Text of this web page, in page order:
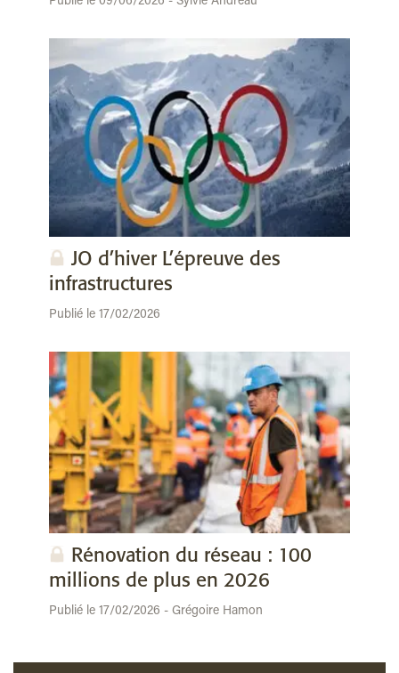
JO d’hiver L’épreuve des
infrastructures
Publié le 17/02/2026
Rénovation du réseau : 100
millions de plus en 2026
Publié le 17/02/2026 - Grégoire Hamon